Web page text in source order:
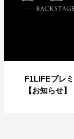
F1LIFEプレ
【お知らせ】